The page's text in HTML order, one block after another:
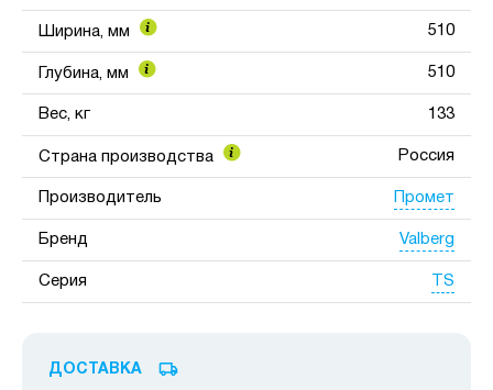
Ширина, мм 510
Глубина, мм 510
Вес, кг 133
Страна производства Россия
Производитель Промет
Бренд Valberg
Серия TS
ДОСТАВКА